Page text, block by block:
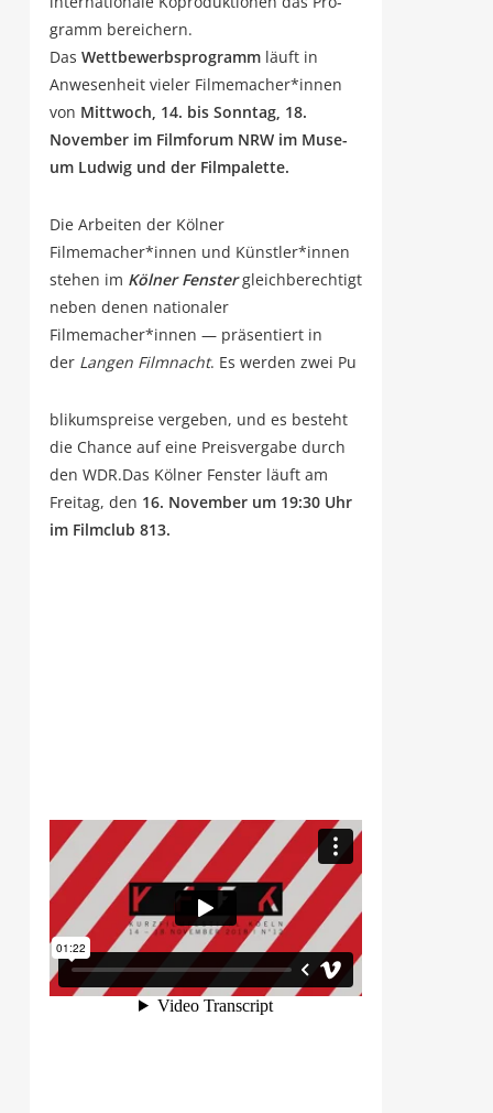
gramm bereichern.
Das Wett­be­werbs­pro­grammläuft in
Anwe­sen­heit vie­ler Filmemacher*innen
von Mitt­woch, 14. bis Sonn­tag, 18.
Novem­ber im Film­fo­rum NRW im Muse­
um Lud­wig und der Filmpalette.
Die Arbei­ten der Köl­ner
Filmemacher*innen und Künstler*innen
ste­hen im Köl­ner Fens­ter gleich­be­rech­tigt
neben denen natio­na­ler
Filmemacher*innen — prä­sen­tiert in
der Lan­gen Film­nacht. Es wer­den zwei Pu
bli­kums­prei­se ver­ge­ben, und es besteht
die Chan­ce auf eine Preis­ver­ga­be durch
den WDR.Das Köl­ner Fens­ter läuft am
Frei­tag, den 16. Novem­ber um 19:30 Uhr
im Film­club 813.